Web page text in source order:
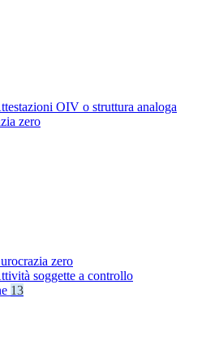
OIV o struttura analoga
zero
zero
soggette a controllo
13